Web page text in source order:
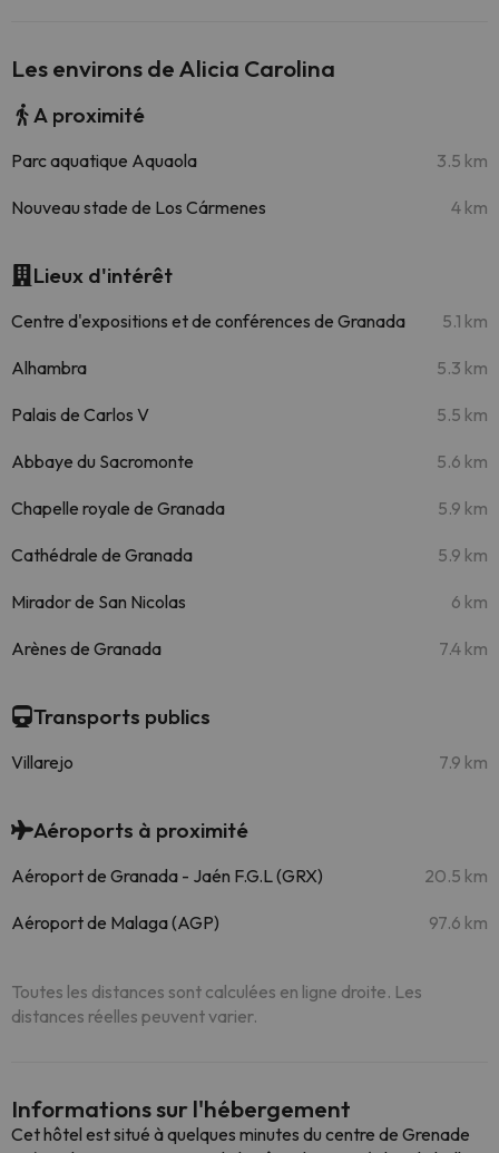
Les environs de Alicia Carolina
A proximité
Parc aquatique Aquaola 3.5 km
Nouveau stade de Los Cármenes 4 km
Lieux d'intérêt
Centre d'expositions et de conférences de Granada 5.1 km
Alhambra 5.3 km
Palais de Carlos V 5.5 km
Abbaye du Sacromonte 5.6 km
Chapelle royale de Granada 5.9 km
Cathédrale de Granada 5.9 km
Mirador de San Nicolas 6 km
Arènes de Granada 7.4 km
Transports publics
Villarejo 7.9 km
Aéroports à proximité
Aéroport de Granada - Jaén F.G.L (GRX) 20.5 km
Aéroport de Malaga (AGP) 97.6 km
Toutes les distances sont calculées en ligne droite. Les
distances réelles peuvent varier.
Informations sur l'hébergement
Cet hôtel est situé à quelques minutes du centre de Grenade